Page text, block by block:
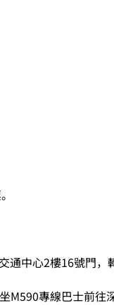
中心2樓16號門
M590專線巴士前